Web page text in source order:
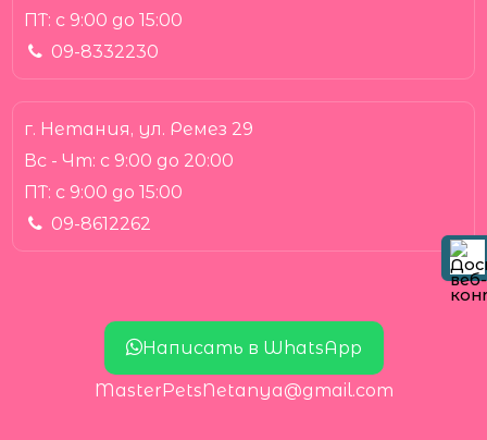
ПТ: с 9:00 до 15:00
09-8332230
г. Нетания, ул. Ремез 29
Вс - Чт: с 9:00 до 20:00
ПТ: с 9:00 до 15:00
09-8612262
Написать в WhatsApp
MasterPetsNetanya@gmail.com